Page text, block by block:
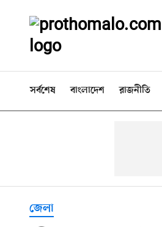
সর্বশেষ বাংলাদেশ রাজনীতি
জেলা